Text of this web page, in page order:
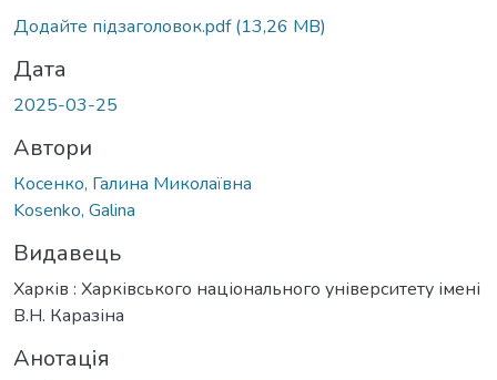
Додайте підзаголовок.pdf(13,26 MB)
Дата
2025-03-25
Автори
Косенко, Галина Миколаївна
Kosenko, Galina
Видавець
Харків : Харківського національного університету імені
В.Н. Каразіна
Анотація